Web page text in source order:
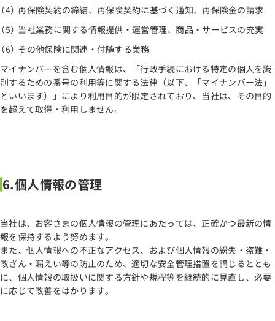
再保険契約の締結、再保険契約に基づく通知、再保険金の請求
当社業務に関する情報提供・運営管理、商品・サービスの充実
その他保険に関連・付随する業務
マイナンバーを含む個人情報は、「行政手続における特定の個人を識
別するための番号の利用等に関する法律（以下、「マイナンバー法」
といいます）」により利用目的が限定されており、当社は、その目的
を超えて取得・利用しません。
6.個人情報の管理
当社は、お客さまの個人情報の管理にあたっては、正確かつ最新の情
報を保持するよう努めます。
また、個人情報への不正なアクセス、および個人情報の紛失・盗難・
改ざん・漏えい等の防止のため、適切な安全管理措置を講じるととも
に、個人情報の取扱いに関する方針や規程等を継続的に見直し、必要
に応じて改善をはかります。